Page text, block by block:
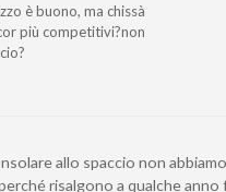
è buono, ma chissà
più competitivi?non
allo spaccio non
risalgono a qualche anno